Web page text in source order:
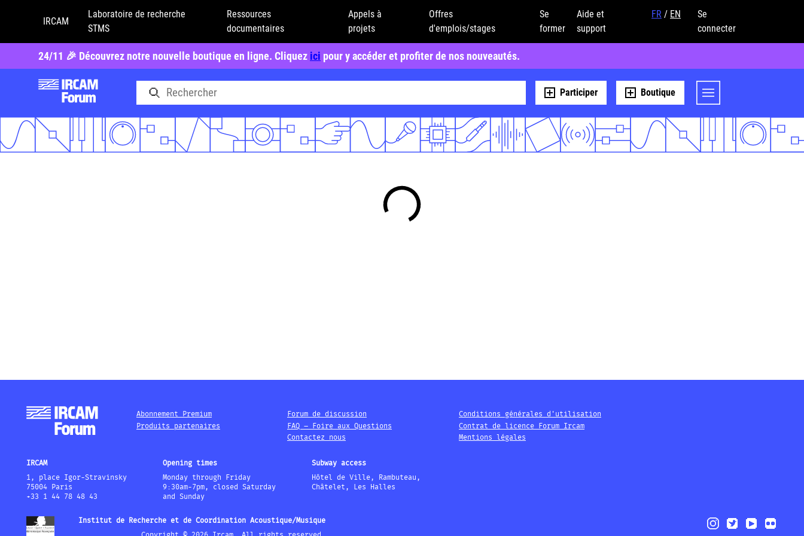
IRCAM
Laboratoire de recherche
STMS
Ressources
documentaires
Appels à
projets
Offres
d'emplois/stages
Se
former
Aide et
support
FR / EN
Se
connecter
24/11 🎉 Découvrez notre nouvelle boutique en ligne. Cliquez ici pour y accéder et profiter de nos nouveautés.
Participer Boutique
Abonnement Premium
Produits partenaires
Forum de discussion
FAQ – Foire aux Questions
Contactez nous
Conditions générales d'utilisation
Contrat de licence Forum Ircam
Mentions légales
IRCAM
1, place Igor-Stravinsky
75004 Paris
+33 1 44 78 48 43
Opening times
Monday through Friday
9:30am-7pm, closed Saturday
and Sunday
Subway access
Hôtel de Ville, Rambuteau,
Châtelet, Les Halles
Institut de Recherche et de Coordination Acoustique/Musique